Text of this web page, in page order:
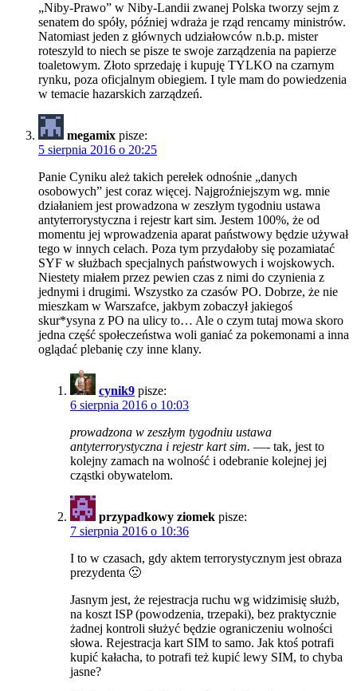
„Niby-Prawo” w Niby-Landii zwanej Polska tworzy sejm z
senatem do spóły, później wdraża je rząd rencamy ministrów.
Natomiast jeden z głównych udziałowców n.b.p. mister
roteszyld to niech se pisze te swoje zarządzenia na papierze
toaletowym. Złoto sprzedaję i kupuję TYLKO na czarnym
rynku, poza oficjalnym obiegiem. I tyle mam do powiedzenia
w temacie hazarskich zarządzeń.
megamix pisze:
5 sierpnia 2016 o 20:25
Panie Cyniku ależ takich perełek odnośnie „danych
osobowych” jest coraz więcej. Najgroźniejszym wg. mnie
działaniem jest prowadzona w zeszłym tygodniu ustawa
antyterrorystyczna i rejestr kart sim. Jestem 100%, że od
momentu jej wprowadzenia aparat państwowy będzie używał
tego w innych celach. Poza tym przydałoby się pozamiatać
SYF w służbach specjalnych państwowych i wojskowych.
Niestety miałem przez pewien czas z nimi do czynienia z
jednymi i drugimi. Wszystko za czasów PO. Dobrze, że nie
mieszkam w Warszafce, jakbym zobaczył jakiegoś
skur*ysyna z PO na ulicy to… Ale o czym tutaj mowa skoro
jedna część społeczeństwa woli ganiać za pokemonami a inna
oglądać plebanię czy inne klany.
cynik9 pisze:
6 sierpnia 2016 o 10:03
prowadzona w zeszłym tygodniu ustawa
antyterrorystyczna i rejestr kart sim. —- tak, jest to
kolejny zamach na wolność i odebranie kolejnej jej
cząstki obywatelom.
przypadkowy ziomek pisze:
7 sierpnia 2016 o 10:36
I to w czasach, gdy aktem terrorystycznym jest obraza
prezydenta 🙁
Jasnym jest, że rejestracja ruchu wg widzimisię służb,
na koszt ISP (powodzenia, trzepaki), bez praktycznie
żadnej kontroli służyć będzie ograniczeniu wolności
słowa. Rejestracja kart SIM to samo. Jak ktoś potrafi
kupić kałacha, to potrafi też kupić lewy SIM, to chyba
jasne?